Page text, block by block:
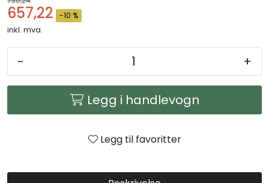
657,22 -10 %
inkl. mva.
- +
Legg i handlevogn
Legg til favoritter